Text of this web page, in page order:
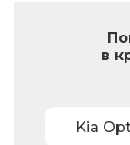
в
Kia